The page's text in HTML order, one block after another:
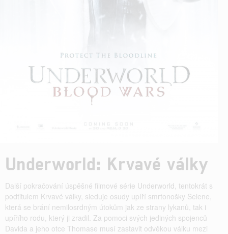
Underworld: Krvavé války
Další pokračování úspěšné filmové série Underworld, tentokrát s
podtitulem Krvavé války, sleduje osudy upíří smrtonošky Selene,
která se brání nemilosrdným útokům jak ze strany lykanů, tak i
upířího rodu, který ji zradil. Za pomoci svých jediných spojenců
Davida a jeho otce Thomase musí zastavit odvěkou válku mezi